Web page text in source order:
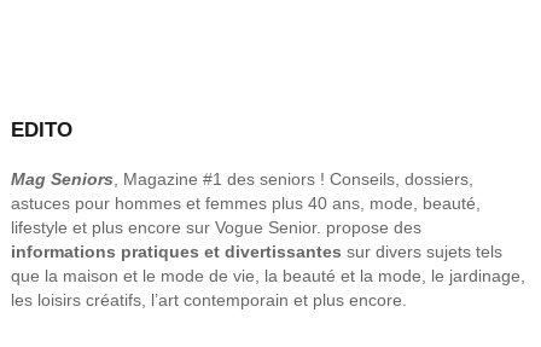
EDITO
Mag Seniors , Magazine #1 des seniors ! Conseils, dossiers,
astuces pour hommes et femmes plus 40 ans, mode, beauté,
lifestyle et plus encore sur Vogue Senior. propose des
informations pratiques et divertissantes sur divers sujets tels
que la maison et le mode de vie, la beauté et la mode, le jardinage,
les loisirs créatifs, l’art contemporain et plus encore.